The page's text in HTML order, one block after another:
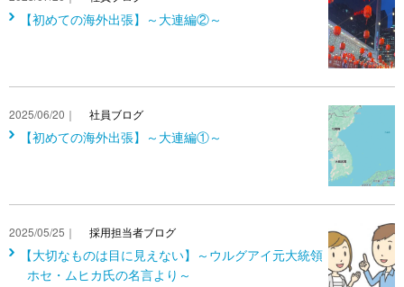
【初めての海外出張】～大連編②～
2025/06/20｜ 社員ブログ
【初めての海外出張】～大連編①～
2025/05/25｜ 採用担当者ブログ
【大切なものは目に見えない】～ウルグアイ元大統領
ホセ・ムヒカ氏の名言より～